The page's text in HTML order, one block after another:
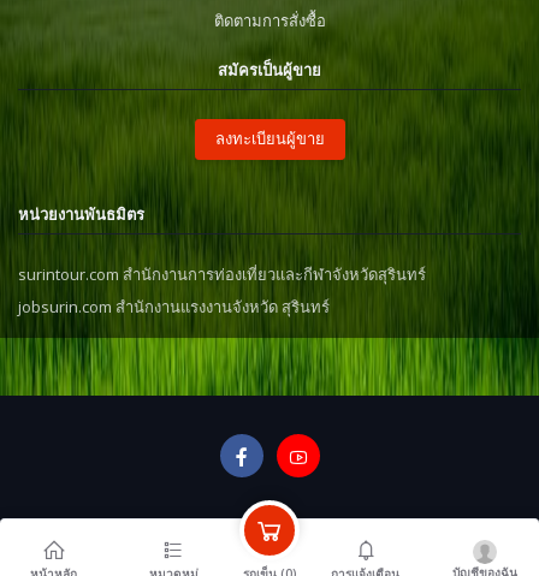
ติดตามการสั่งซื้อ
สมัครเป็นผู้ขาย
ลงทะเบียนผู้ขาย
หน่วยงานพันธมิตร
surintour.com สำนักงานการท่องเที่ยวและกีฬาจังหวัดสุรินทร์
jobsurin.com สำนักงานแรงงานจังหวัด สุรินทร์